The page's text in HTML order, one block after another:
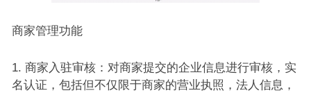
商家管理功能
商家入驻审核：对商家提交的企业信息进行审核，实
名认证，包括但不仅限于商家的营业执照，法人信息，